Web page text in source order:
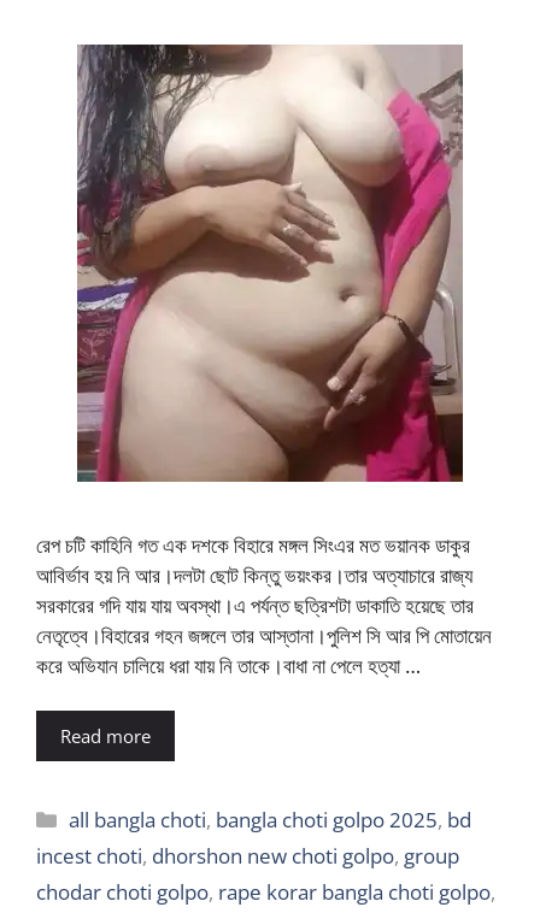
রেপ চটি কাহিনি গত এক দশকে বিহারে মঙ্গল সিংএর মত ভয়ানক ডাকুর
আবির্ভাব হয় নি আর।দলটা ছোট কিন্তু ভয়ংকর।তার অত্যাচারে রাজ্য
সরকারের গদি যায় যায় অবস্থা।এ পর্যন্ত ছত্রিশটা ডাকাতি হয়েছে তার
নেতৃত্বে।বিহারের গহন জঙ্গলে তার আস্তানা।পুলিশ সি আর পি মোতায়েন
করে অভিযান চালিয়ে ধরা যায় নি তাকে।বাধা না পেলে হত্যা …
Read more
Categories
all bangla choti, bangla choti golpo 2025, bd
incest choti, dhorshon new choti golpo, group
chodar choti golpo, rape korar bangla choti golpo,